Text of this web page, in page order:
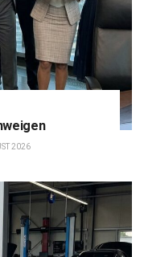
2026